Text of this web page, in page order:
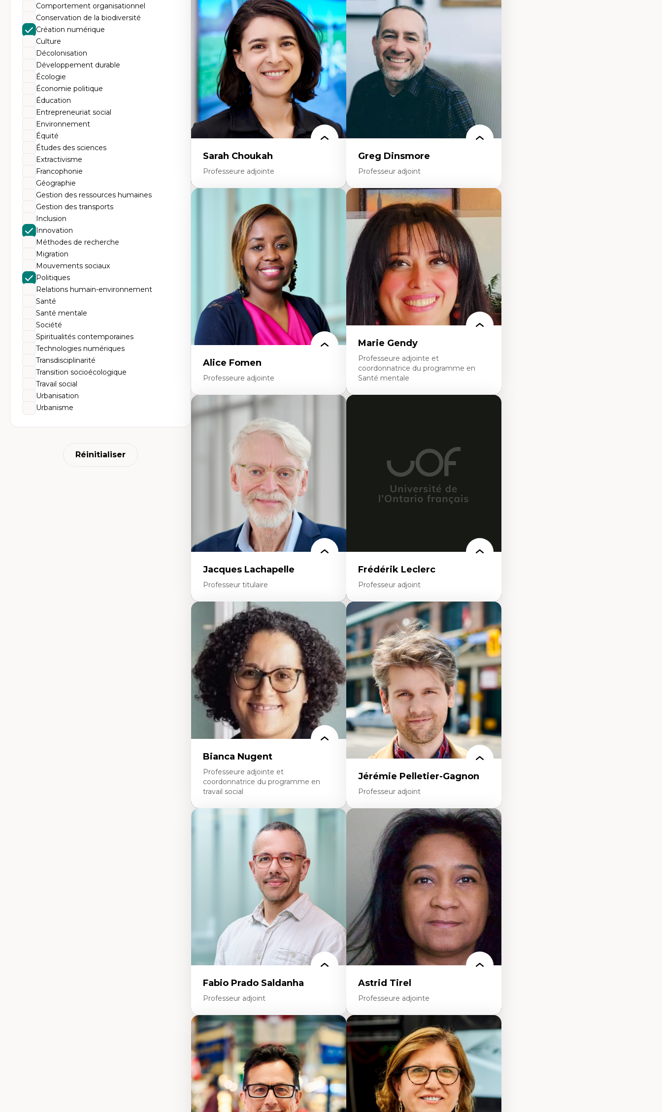
Comportement organisationnel
Conservation de la biodiversité
Création numérique
Culture
Décolonisation
Développement durable
Écologie
Économie politique
Éducation
Entrepreneuriat social
Environnement
Équité
Études des sciences
Extractivisme
Francophonie
Géographie
Gestion des ressources humaines
Gestion des transports
Inclusion
Innovation
Méthodes de recherche
Migration
Mouvements sociaux
Politiques
Relations humain-environnement
Santé
Santé mentale
Société
Spiritualités contemporaines
Technologies numériques
Transdisciplinarité
Transition socioécologique
Travail social
Urbanisation
Urbanisme
Réinitialiser
Économie circulaire
Modèles d’affaires durables
Histoire des faits économiques
Gestion durable des ressources naturelles
Écologie industrielle
Aménagement durable du territoire
Développement régional
Coopératives
Télétravail en milieu rural francophone
Transition socio-écologique
Théories du développement
Économie politique comparée
Élites économiques
Sociologie économique
Extractivisme
Classes sociales
Mouvements sociaux
Théories de l’État
Sarah Choukah
Professeure adjointe
Démocratisation des nouvelles
technologies et biotechnologies
Données ouvertes
Bioart, programmation et électronique
créatives
Histoire sociale et culturelle des
technologies numériques
Résistances et droits numériques
Internet des objets
Métavers
Problématiques relatives à l’intelligence
artificielle, l’apprentissage machine et les
hautes technologies
Féminismes et nouvelles technologies
Greg Dinsmore
Professeur adjoint
Expertises
Fragmentation des auditoires médiatiques
Analyse multi-plateforme des auditoires
médiatiques
Analyse des comportements numériques à
travers les données massives et l’IA
Recherche quantitative et qualitative sur
les auditoires médiatiques
Épistémologie des techniques de recherche
numérique et l’IA
Théorie des droits de la personne
La pensée politique d’Hannah Arendt
La pensée politique à l’ère numérique
Justice internationale et normes
internationales
Alice Fomen
Professeure adjointe
Expertises
Acceptabilité, acceptation et adoption des
technologies
Technologies d'apprentissage innovantes
Insertion professionnelle du nouveau
Construction identitaire en milieu
minoritaire francophone
Technologies éducatives pour la formation
continue
Marie Gendy
Professeure adjointe et
coordonnatrice du programme en
Santé mentale
Développement de protocoles d'essais
cliniques
Collaboration interfonctionnelle
Développement de cadres politiques
Collaboration avec des entreprises
pharmaceutiques
Jacques Lachapelle
Professeur titulaire
Expertises
Histoire de l'architecture et de la ville,
notamment au Canada
Théorie et pratiques en conservation de
l'environnement bâti
Conception de projet en milieu existant
Analyse critique en architecture et
enseignement du design architectural et
urbain
Frédérik Leclerc
Professeur adjoint
Expertises
Théories et pratiques de l’urbanisme
Urbanisme durable
Histoire de l’urbanisme
Théories sur la
territorialité/territorialisation
Bianca Nugent
Professeure adjointe et
coordonnatrice du programme en
travail social
Travail social, action et justice sociale
Fondements de l’intervention et des
nouvelles pratiques en travail social et en
éducation inclusive
Minorités linguistiques, offre active et
francophonie plurielle en contexte
linguistique minoritaire
Études critiques sur le handicap, la
neurodiversité, l'agentivité et les injustices
Intersectionnalité et réalités 2SLGBTQ+
Méthodes d’interventions et approches
antiraciste, décoloniale, anti-oppressive
Approche interculturelle critique
Pair-aidance, proche aidance, famille
choisie et soutien mutuel
Intervention de groupe, communautaire,
Recherche participative avec, pour et avec
et centrée sur la primauté de la personne
Jérémie Pelletier-Gagnon
Professeur adjoint
Expertises
Études du jeu vidéo
Fouille de textes
Études postcoloniales
Études critiques des médias
Analyse de données
Études japonaises
Mondialisation
Traduction et localisation
Intelligence artificielle et communication
humain-machine
Fabio Prado Saldanha
Professeur adjoint
Expertises
Innovation sociale
Technologies sociales
Entrepreneuriat social et collectif
Approches critiques et décoloniales
Discours, récits et narratologie en
management
Transformation socioéconomique des
communautés marginalisées
Politiques d’inclusion et économie solidaire
Astrid Tirel
Professeure adjointe
Expertises
Anti-discrimination
Décolonisation de l’enseignement, de la
recherche, des institutions administratives
et syndicales
Pluralisme épistémologique et
francophonie
Culture
Politiques culturelles